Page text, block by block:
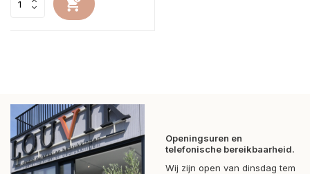
Openingsuren en
telefonische bereikbaarheid.
Wij zijn open van dinsdag tem